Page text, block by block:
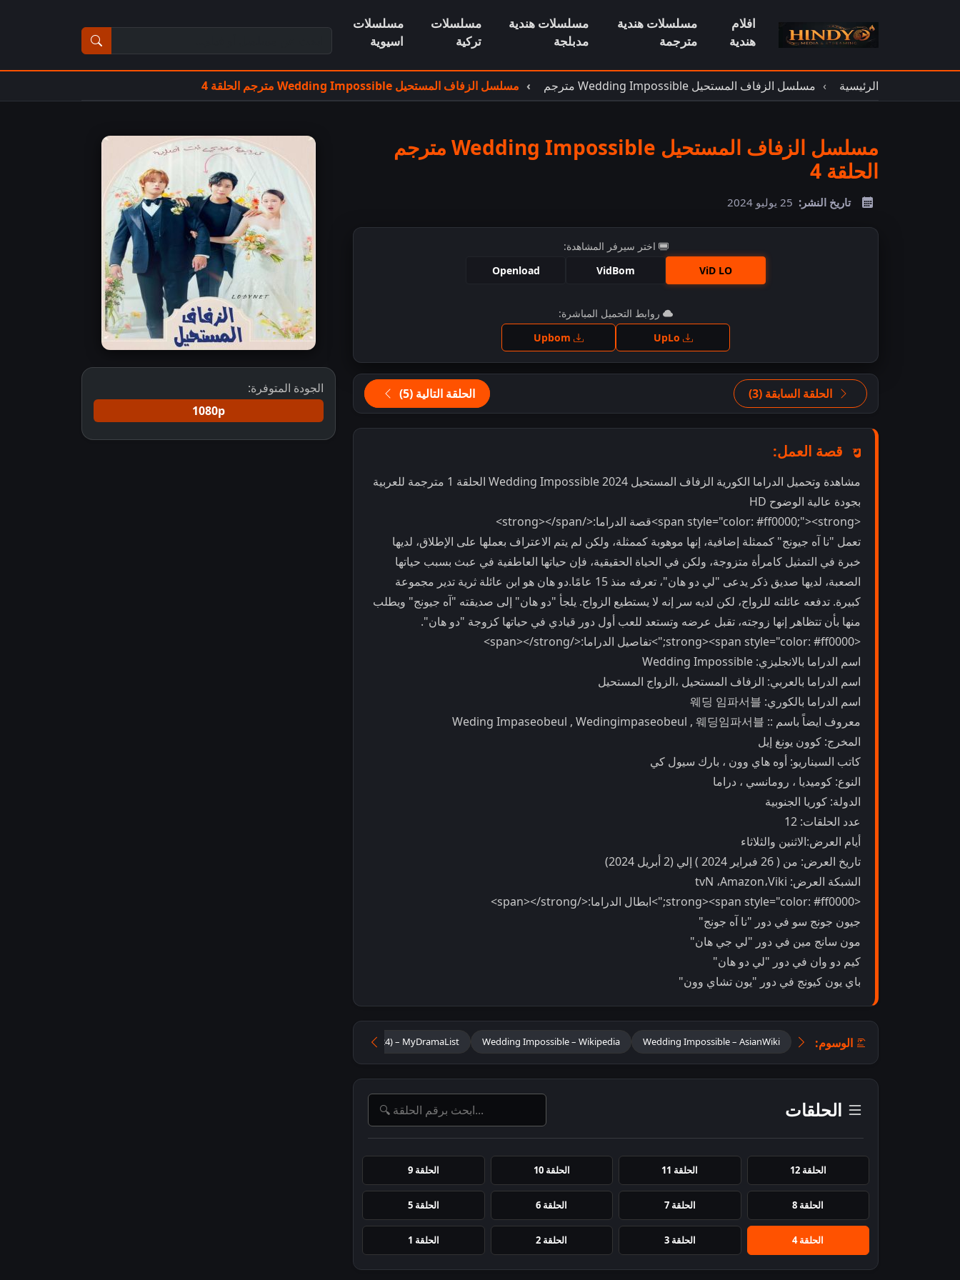
افلام
هندية
مسلسلات هندية
مترجمة
مسلسلات هندية
مدبلجة
مسلسلات
تركية
مسلسلات
اسيوية
الرئيسية مسلسل الزفاف المستحيل Wedding Impossible مترجم مسلسل الزفاف المستحيل Wedding Impossible مترجم الحلقة 4
مسلسل الزفاف المستحيل Wedding Impossible مترجم
الحلقة 4
تاريخ النشر: 25 يوليو 2024
اختر سيرفر المشاهدة:
ViD LO
VidBom
Openload
اضغط للمشاهدة
روابط التحميل المباشرة:
الحلقة السابقة (3) الحلقة التالية (5)
قصة العمل:
مشاهدة وتحميل الدراما الكورية الزفاف المستحيل Wedding Impossible 2024 الحلقة 1 مترجمة للعربية
بجودة عالية الوضوح HD
<span style="color: #ff0000;"><strong>قصة الدراما:</strong></span>
تعمل "نا آه جيونج" كممثلة إضافية، إنها موهوبة كممثلة، ولكن لم يتم الاعتراف بعملها على الإطلاق، لديها
خبرة في التمثيل كامرأة متزوجة، ولكن في الحياة الحقيقية، فإن حياتها العاطفية في عبث بسبب حياتها
الصعبة، لديها صديق ذكر يدعى "لي دو هان"، تعرفه منذ 15 عامًا.دو هان هو ابن عائلة ثرية تدير مجموعة
كبيرة. تدفعه عائلته للزواج، لكن لديه سر إنه لا يستطيع الزواج. يلجأ "دو هان" إلى صديقته "آه جيونج" ويطلب
منها بأن تتظاهر إنها زوجته، تقبل عرضه وتستعد للعب أول دور قيادي في حياتها كزوجة "دو هان".
<strong><span style="color: #ff0000;">تفاصيل الدراما:</span></strong>
اسم الدراما بالانجليزي: Wedding Impossible
اسم الدراما بالعربي: الزفاف المستحيل ،الزواج المستحيل
اسم الدراما بالكوري: 웨딩 임파서블
معروف ايضاً باسم :: Weding Impaseobeul , Wedingimpaseobeul , 웨딩임파서블
المخرج: كوون يونغ إيل
كاتب السيناريو: أوه هاي وون ، بارك سيول كي
النوع: كوميديا ، رومانسي ، دراما
الدولة: كوريا الجنوبية
عدد الحلقات: 12
أيام العرض:الاثنين والثلاثاء
تاريخ العرض: من ( 26 فبراير 2024 ) إلي (2 أبريل 2024)
الشبكة العرض: tvN ،Amazon،Viki
<strong><span style="color: #ff0000;">ابطال الدراما:</span></strong>
جيون جونج سو في دور "نا آه جونج"
مون سانج مين في دور "لي جي هان"
كيم دو وان في دور "لي دو هان"
باي يون كيونج في دور "يون تشاي وون"
الوسوم: Wedding Impossible – AsianWiki
Wedding Impossible – Wikipedia
Wedding Impossible (2024) – MyDramaList
الحلقات
الحلقة 12 الحلقة 11 الحلقة 10 الحلقة 9
الحلقة 8 الحلقة 7 الحلقة 6 الحلقة 5
الحلقة 4 الحلقة 3 الحلقة 2 الحلقة 1
الجودة المتوفرة:
1080p